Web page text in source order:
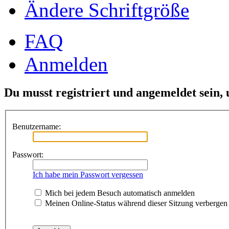
Ändere Schriftgröße
FAQ
Anmelden
Du musst registriert und angemeldet sein,
Benutzername:
Passwort:
Ich habe mein Passwort vergessen
Mich bei jedem Besuch automatisch anmelden
Meinen Online-Status während dieser Sitzung verbergen